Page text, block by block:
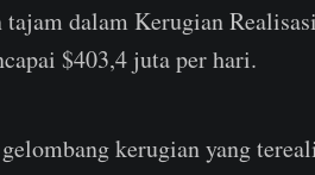
tajam dalam Kerugian
$403,4 juta per hari.
kerugian yang